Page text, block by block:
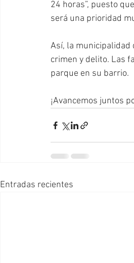
24 horas”, puesto
será una prioridad
Así, la municipalidad
crimen y delito. Las
parque en su barrio.
¡Avancemos juntos
Entradas recientes